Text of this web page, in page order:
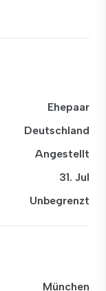
Ehepaar
Deutschland
Angestellt
31. Jul
Unbegrenzt
München